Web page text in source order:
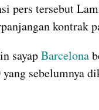
pers tersebut
kontrak
sayap Barcelona
sebelumnya